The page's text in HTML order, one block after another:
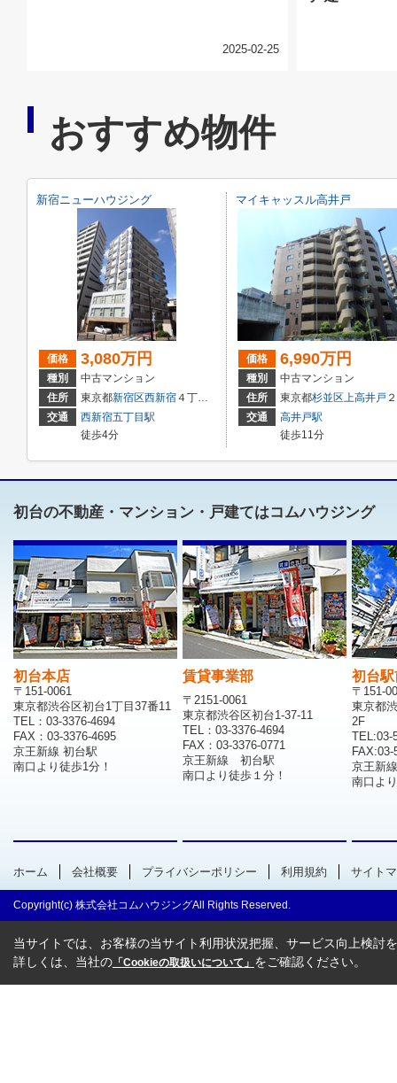
2025-02-25
おすすめ物件
新宿ニューハウジング
価格 3,080万円
種別
中古マンション
住所
東京都新宿区西新宿４丁目２１－１６
交通
西新宿五丁目駅
徒歩4分
マイキャッスル高井戸
価格 6,990万円
種別
中古マンション
住所
東京都杉並区 上高井戸 ２丁目2-34
交通
高井戸駅
徒歩11分
初台の不動産・マンション・戸建てはコムハウジング
初台本店
〒151-0061
東京都渋谷区初台1丁目37番11
TEL：03-3376-4694
FAX：03-3376-4695
京王新線 初台駅
南口より徒歩1分！
賃貸事業部
〒2151-0061
東京都渋谷区初台1-37-11
TEL：03-3376-4694
FAX：03-3376-0771
京王新線 初台駅
南口より徒歩１分！
初台
〒151-
東京都
2F
TEL:03-
FAX:03-
京王新
南口よ
ホーム 会社概要 プライバシーポリシー 利用規約 サイト
Copyright(c) 株式会社コムハウジングAll Rights Reserved.
当サイトでは、お客様の当サイト利用状況把握、サービス向上検討
詳しくは、当社の 「Cookieの取扱いについて」 をご確認ください。